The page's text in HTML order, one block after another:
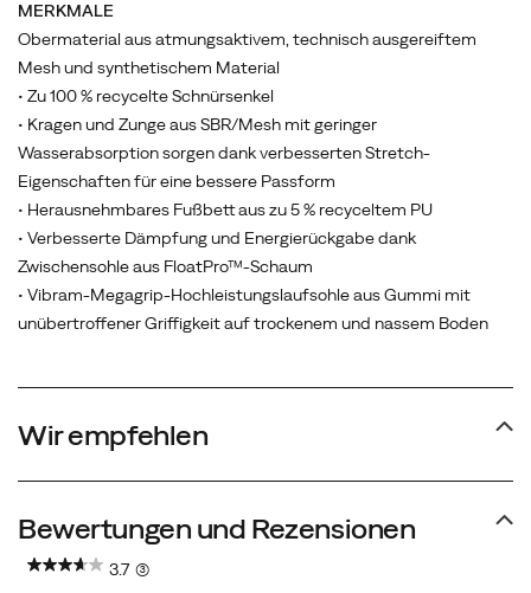
schützt
den
Fuß
vor
Unebenheiten
im
Terrain,
und
die
Vibram-
Megagrip-
Laufsohle
griffigen
garantiert
Gelände
äußerst
MERKMALE
Obermaterial aus atmungsaktivem, technisch ausgereiftem
Mesh und synthetischem Material
• Zu 100 % recycelte Schnürsenkel
• Kragen und Zunge aus SBR/Mesh mit geringer
Wasserabsorption sorgen dank verbesserten Stretch-
Eigenschaften für eine bessere Passform
• Herausnehmbares Fußbett aus zu 5 % recyceltem PU
• Verbesserte Dämpfung und Energierückgabe dank
Zwischensohle aus FloatPro™-Schaum
• Vibram-Megagrip-Hochleistungslaufsohle aus Gummi mit
unübertroffener Griffigkeit auf trockenem und nassem Boden
Wir empfehlen
Bewertungen und Rezensionen
3.7 (3)